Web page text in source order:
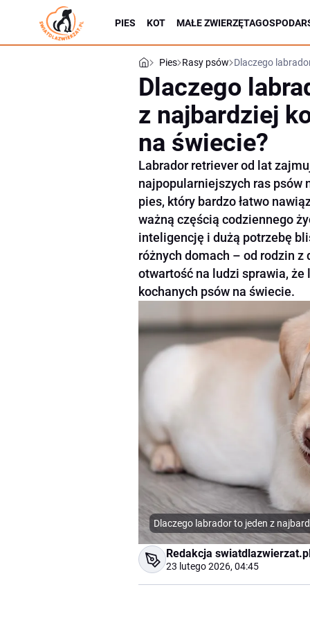
PIES KOT MAŁE ZWIERZĘTA
Pies Rasy psów Dlaczego
Dlaczego
z najbardziej
na świecie?
Labrador retriever od lat
najpopularniejszych ras psów
pies, który bardzo łatwo
ważną częścią codziennego
inteligencję i dużą potrzebę
różnych domach – od rodzin z
otwartość na ludzi sprawia,
kochanych psów na świecie.
Dlaczego labrador to jeden z
Redakcja
23 lutego 2026, 04:45